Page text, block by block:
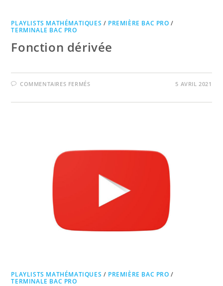
PLAYLISTS MATHÉMATIQUES / PREMIÈRE BAC PRO /
TERMINALE BAC PRO
Fonction dérivée
COMMENTAIRES FERMÉSSUR 5 AVRIL 2021
PLAYLISTS MATHÉMATIQUES / PREMIÈRE BAC PRO /
TERMINALE BAC PRO